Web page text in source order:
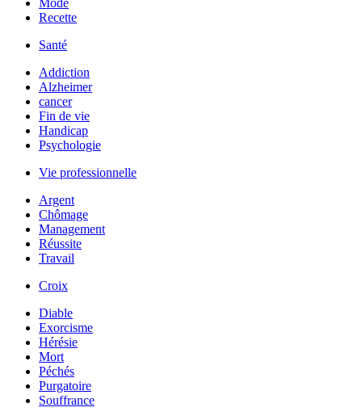
Mode
Recette
Santé
Addiction
Alzheimer
cancer
Fin de vie
Handicap
Psychologie
Vie professionnelle
Argent
Chômage
Management
Réussite
Travail
Croix
Diable
Exorcisme
Hérésie
Mort
Péchés
Purgatoire
Souffrance